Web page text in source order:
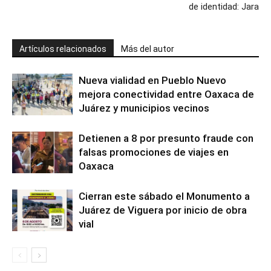
de identidad: Jara
Artículos relacionados Más del autor
Nueva vialidad en Pueblo Nuevo
mejora conectividad entre Oaxaca de
Juárez y municipios vecinos
Detienen a 8 por presunto fraude con
falsas promociones de viajes en
Oaxaca
Cierran este sábado el Monumento a
Juárez de Viguera por inicio de obra
vial